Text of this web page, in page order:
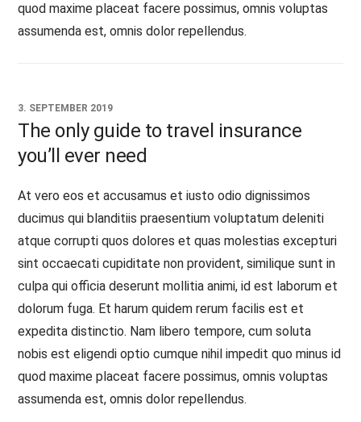
quod maxime placeat facere possimus, omnis voluptas
assumenda est, omnis dolor repellendus.
3. SEPTEMBER 2019
The only guide to travel insurance
you’ll ever need
At vero eos et accusamus et iusto odio dignissimos
ducimus qui blanditiis praesentium voluptatum deleniti
atque corrupti quos dolores et quas molestias excepturi
sint occaecati cupiditate non provident, similique sunt in
culpa qui officia deserunt mollitia animi, id est laborum et
dolorum fuga. Et harum quidem rerum facilis est et
expedita distinctio. Nam libero tempore, cum soluta
nobis est eligendi optio cumque nihil impedit quo minus id
quod maxime placeat facere possimus, omnis voluptas
assumenda est, omnis dolor repellendus.